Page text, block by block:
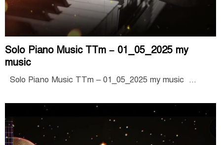
Solo Piano Music TTm – 01_05_2025 my
music
Solo Piano Music TTm – 01_05_2025 my music ...